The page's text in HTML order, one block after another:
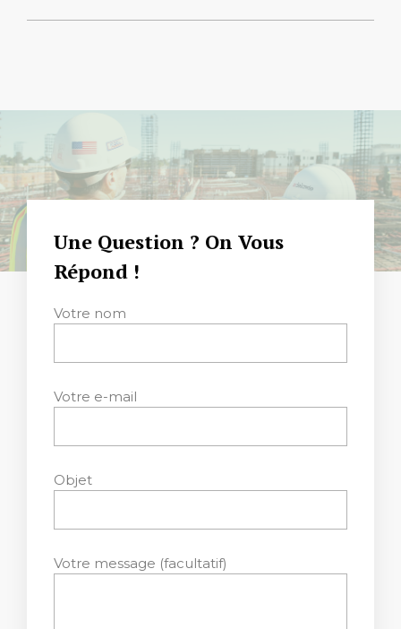
Une Question ? On Vous
Répond !
Votre nom
Votre e-mail
Objet
Votre message (facultatif)